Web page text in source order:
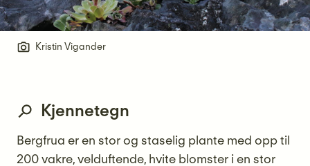
Kristin Vigander
Kjennetegn
Bergfrua er en stor og staselig plante med opp til
200 vakre, velduftende, hvite blomster i en stor